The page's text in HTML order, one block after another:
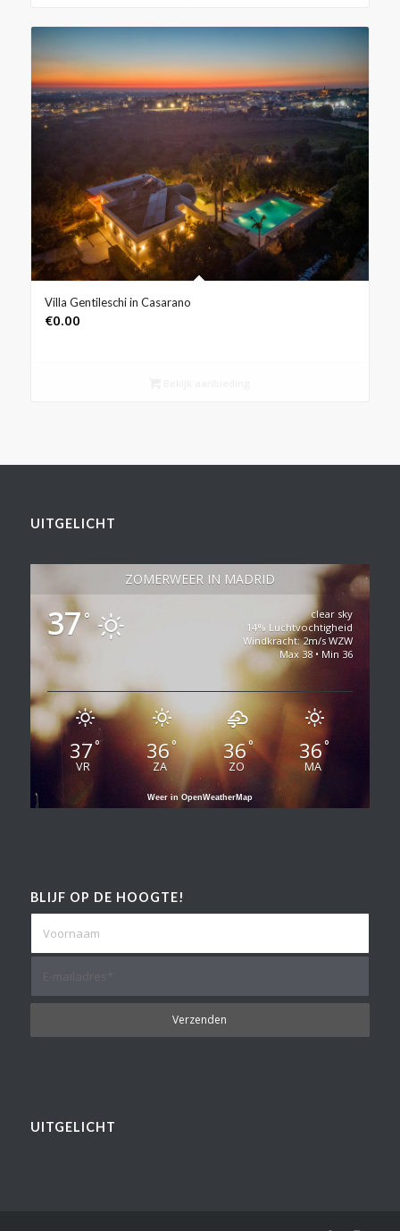
Villa Gentileschi in Casarano
€0.00
UITGELICHT
ZOMERWEER IN MADRID
37°
clear sky
14% Luchtvochtigheid
Windkracht: 2m/s WZW
Max 38 • Min 36
37°
VR
36°
ZA
36°
ZO
36°
MA
Weer in OpenWeatherMap
BLIJF OP DE HOOGTE!
UITGELICHT